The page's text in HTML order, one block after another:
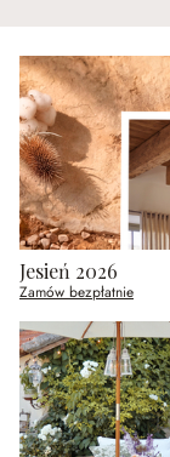
Jesień 2026
Zamów bezpłatnie